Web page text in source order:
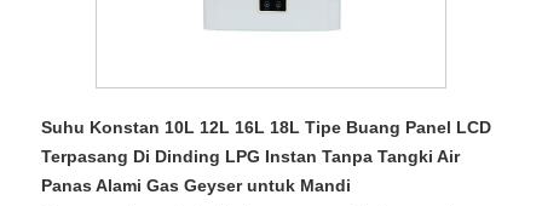
Suhu Konstan 10L 12L 16L 18L Tipe Buang Panel LCD
Terpasang Di Dinding LPG Instan Tanpa Tangki Air
Panas Alami Gas Geyser untuk Mandi